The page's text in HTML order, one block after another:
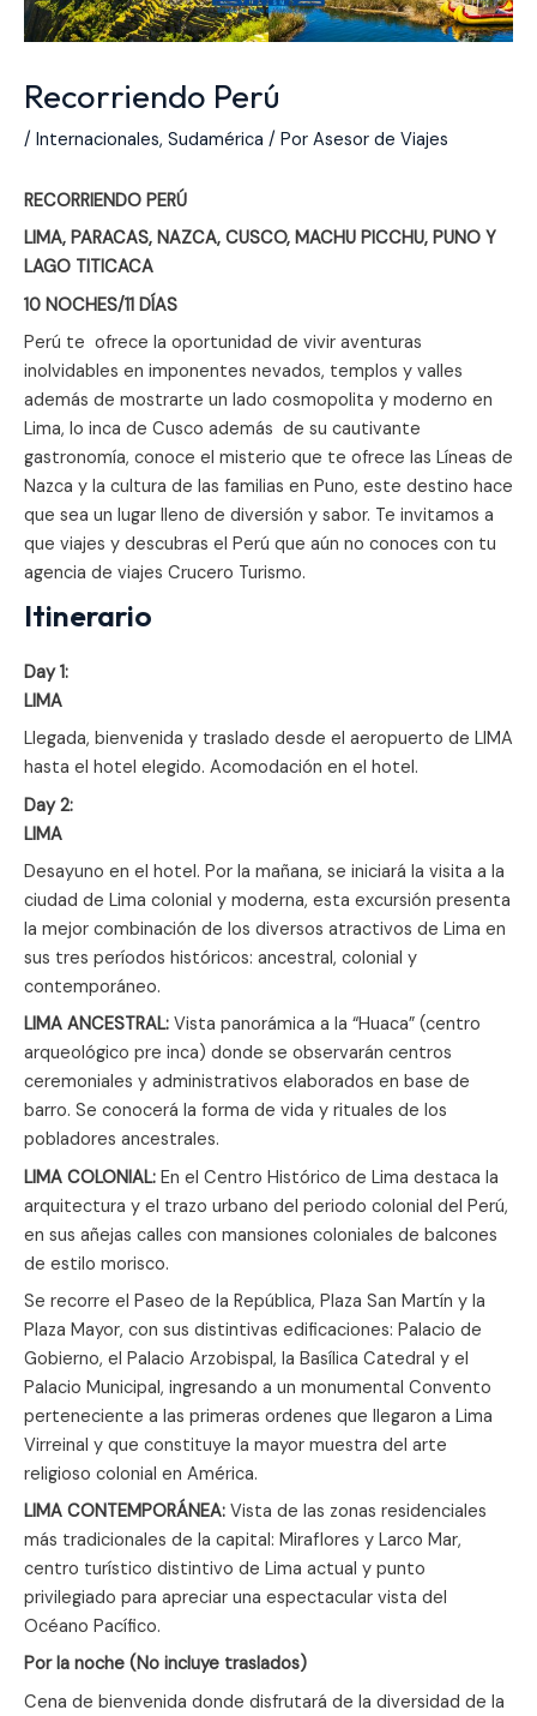
Recorriendo Perú
/ Internacionales, Sudamérica / Por Asesor de Viajes
RECORRIENDO PERÚ
LIMA, PARACAS, NAZCA, CUSCO, MACHU PICCHU, PUNO Y
LAGO TITICACA
10 NOCHES/11 DÍAS
Perú te ofrece la oportunidad de vivir aventuras
inolvidables en imponentes nevados, templos y valles
además de mostrarte un lado cosmopolita y moderno en
Lima, lo inca de Cusco además de su cautivante
gastronomía, conoce el misterio que te ofrece las Líneas de
Nazca y la cultura de las familias en Puno, este destino hace
que sea un lugar lleno de diversión y sabor. Te invitamos a
que viajes y descubras el Perú que aún no conoces con tu
agencia de viajes Crucero Turismo.
Itinerario
Day 1:
LIMA
Llegada, bienvenida y traslado desde el aeropuerto de LIMA
hasta el hotel elegido. Acomodación en el hotel.
Day 2:
LIMA
Desayuno en el hotel. Por la mañana, se iniciará la visita a la
ciudad de Lima colonial y moderna, esta excursión presenta
la mejor combinación de los diversos atractivos de Lima en
sus tres períodos históricos: ancestral, colonial y
contemporáneo.
LIMA ANCESTRAL: Vista panorámica a la “Huaca” (centro
arqueológico pre inca) donde se observarán centros
ceremoniales y administrativos elaborados en base de
barro. Se conocerá la forma de vida y rituales de los
pobladores ancestrales.
LIMA COLONIAL: En el Centro Histórico de Lima destaca la
arquitectura y el trazo urbano del periodo colonial del Perú,
en sus añejas calles con mansiones coloniales de balcones
de estilo morisco.
Se recorre el Paseo de la República, Plaza San Martín y la
Plaza Mayor, con sus distintivas edificaciones: Palacio de
Gobierno, el Palacio Arzobispal, la Basílica Catedral y el
Palacio Municipal, ingresando a un monumental Convento
perteneciente a las primeras ordenes que llegaron a Lima
Virreinal y que constituye la mayor muestra del arte
religioso colonial en América.
LIMA CONTEMPORÁNEA: Vista de las zonas residenciales
más tradicionales de la capital: Miraflores y Larco Mar,
centro turístico distintivo de Lima actual y punto
privilegiado para apreciar una espectacular vista del
Océano Pacífico.
Por la noche (No incluye traslados)
Cena de bienvenida donde disfrutará de la diversidad de la